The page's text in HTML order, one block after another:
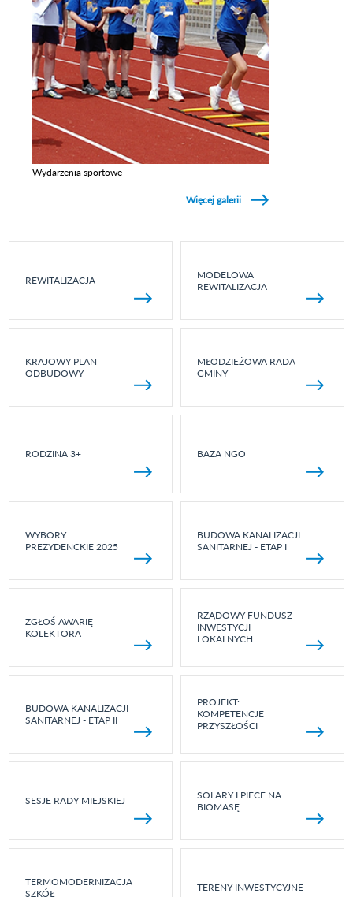
Wydarzenia sportowe
Więcej galerii
REWITALIZACJA
MODELOWA
REWITALIZACJA
KRAJOWY PLAN
ODBUDOWY
MŁODZIEŻOWA RADA
GMINY
RODZINA 3+ BAZA NGO
WYBORY
PREZYDENCKIE 2025
BUDOWA KANALIZACJI
SANITARNEJ - ETAP I
ZGŁOŚ AWARIĘ
KOLEKTORA
RZĄDOWY FUNDUSZ
INWESTYCJI
LOKALNYCH
BUDOWA KANALIZACJI
SANITARNEJ - ETAP II
PROJEKT:
KOMPETENCJE
PRZYSZŁOŚCI
SESJE RADY MIEJSKIEJ
SOLARY I PIECE NA
BIOMASĘ
TERMOMODERNIZACJA
SZKÓŁ
TERENY INWESTYCYJNE